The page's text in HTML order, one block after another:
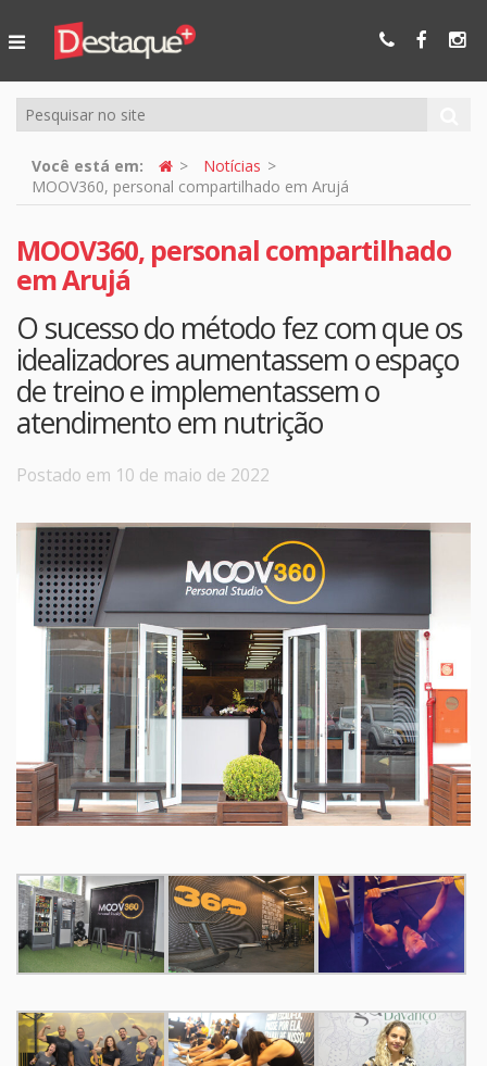
Online
Você está em:
Notícias
MOOV360, personal compartilhado em Arujá
MOOV360, personal compartilhado
em Arujá
O sucesso do método fez com que os
idealizadores aumentassem o espaço
de treino e implementassem o
atendimento em nutrição
Postado em 10 de maio de 2022